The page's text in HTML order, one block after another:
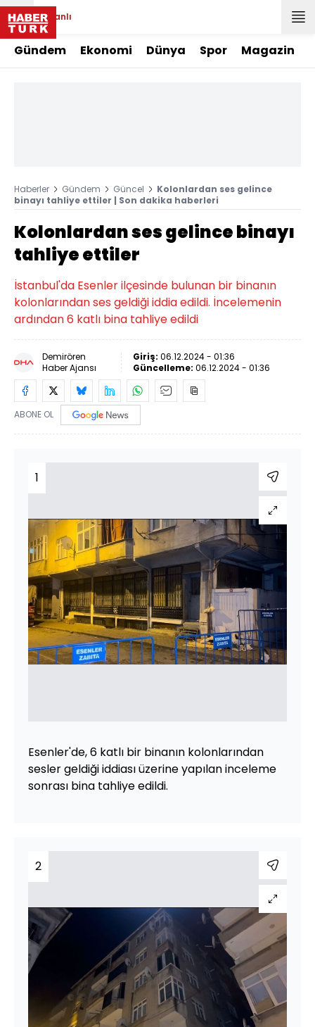
Canlı
Gündem Ekonomi Dünya Spor Magazin
Haberler Gündem Güncel
Kolonlardan ses gelince
binayı tahliye ettiler | Son dakika haberleri
Kolonlardan ses gelince binayı
tahliye ettiler
İstanbul'da Esenler ilçesinde bulunan bir binanın
kolonlarından ses geldiği iddia edildi. İncelemenin
ardından 6 katlı bina tahliye edildi
Demirören
Haber Ajansı
Giriş: 06.12.2024 - 01:36
Güncelleme: 06.12.2024 - 01:36
ABONE OL
1
Esenler'de, 6 katlı bir binanın kolonlarından
sesler geldiği iddiası üzerine yapılan inceleme
sonrası bina tahliye edildi.
2